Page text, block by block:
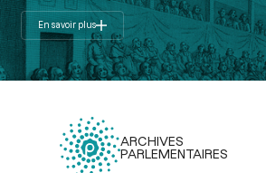
En savoir plus
ARCHIVES
PARLEMENTAIRES